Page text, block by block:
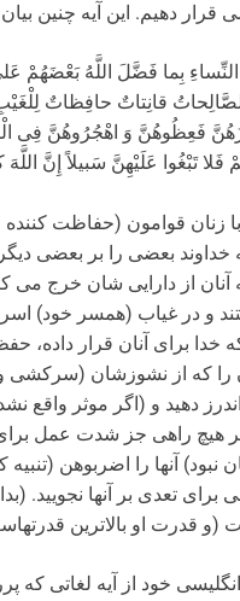
دهیم. این آیه چنین
بِما فَضَّلَ اللَّهُ بَعْضَهُمْ
قانِتاتٌ حافِظاتٌ
فَعِظُوهُنَّ وَ اهْجُرُوهُنَّ فِی
تَبْغُوا عَلَیْهِنَّ سَبیلاً إِنَّ اللَّهَ
زنان قوامون (حفاظت کننده
خداوند بعضی را بر بعضی
آنان از دارایی شان خرج می
و در غیاب (همسر خود)
خدا برای آنان قرار داده،
را که از نشوزشان (سرکشی
دهید و (اگر موثر واقع
هیچ راهی جز شدت عمل
نبود) آنها را اضربوهن (تنبیه
تعدی بر آنها نجویید.
(و قدرت او بالاترین
خود از آیه لغاتی که